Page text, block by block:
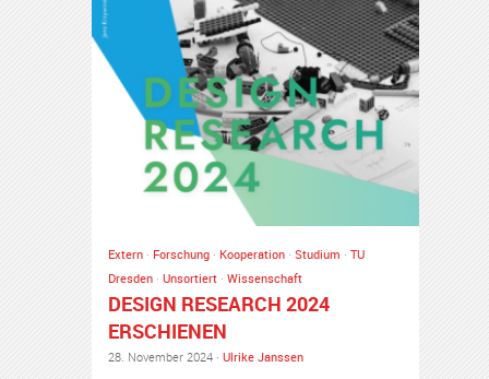
Extern · Forschung · Kooperation · Studium · TU
Dresden · Unsortiert · Wissenschaft
DESIGN RESEARCH 2024
ERSCHIENEN
28. November 2024 · Ulrike Janssen